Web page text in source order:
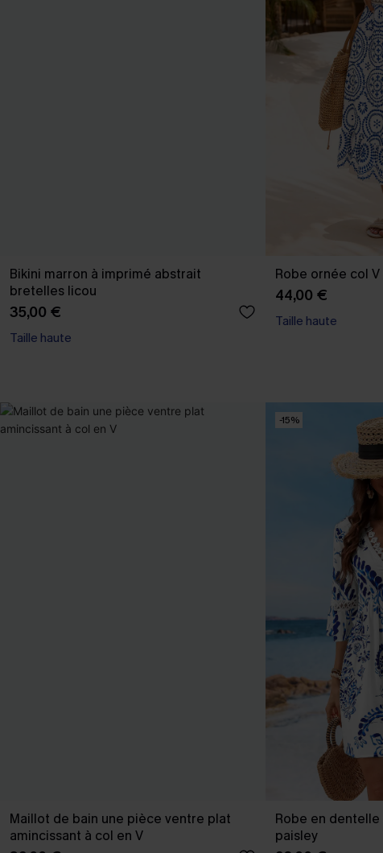
Bikini marron à imprimé abstrait
bretelles licou
35,00 €
Taille haute
Robe ornée col
44,00 €
Taille haute
Maillot de bain une pièce ventre plat
amincissant à col en V
-15%
Robe en
paisley